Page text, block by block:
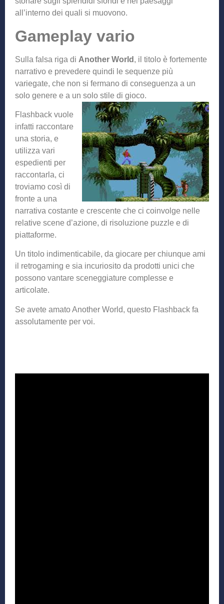
all’interno dei quali si muovono.
Gameplay vario
Sulla falsa riga di Another World , il titolo è fortemente
narrativo e prevedere quindi le sequenze più
variegate, che non si fermano di conseguenza a un
solo genere e a un solo stile di gioco.
Flashback vuole
infatti raccontare
una storia, e
utilizza vari
espedienti per
raccontarla, ci
troviamo così di
fronte a una
narrativa costante e crescente che ci coinvolge nelle
relative scene d’azione, di risoluzione puzzle e di
piattaforme.
Un titolo indimenticabile, da giocare per chiunque ami
il retrogaming e sia incuriosito da prodotti unici che
possono vantare sceneggiature complesse e
articolate.
Se avete amato Another World, questo Flashback fa
assolutamente per voi.